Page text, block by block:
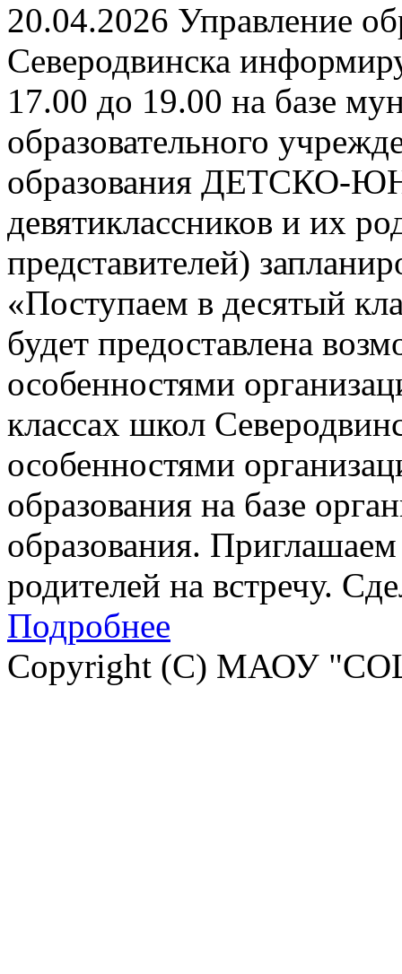
20.04.2026 Управление
Северодвинска
17.00 до 19.00 на базе
образовательного
образования
девятиклассников и их
представителей)
«Поступаем в десятый
будет предоставлена
особенностями
классах школ
особенностями
образования на базе
образования.
родителей на встречу.
Подробнее
Copyright (C) МАОУ